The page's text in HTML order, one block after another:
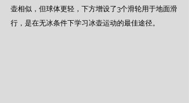
壶相似，但球体更轻，下方增设了3个滑轮用于地面滑
行，是在无冰条件下学习冰壶运动的最佳途径。